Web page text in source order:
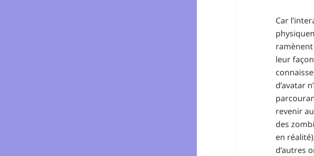
Car
ramènent
leur
d’avatar
revenir
des
en
d’autres